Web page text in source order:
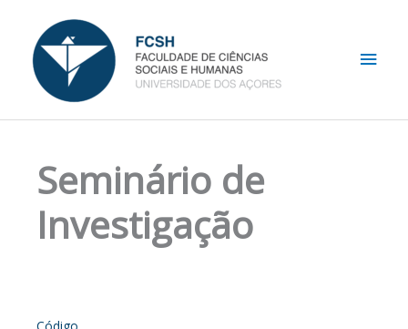
content
Seminário de
Investigação
Código